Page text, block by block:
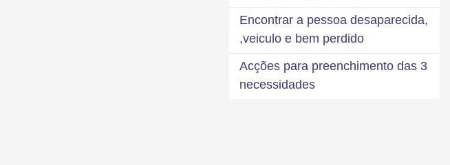
Encontrar a pessoa desaparecida,
veiculo e bem perdido,
3 Acções para preenchimento das
necessidades